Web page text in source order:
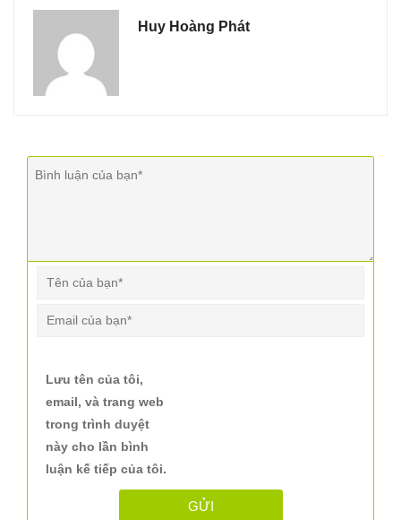
Huy Hoàng Phát
Lưu tên của tôi,
email, và trang web
trong trình duyệt
này cho lần bình
luận kế tiếp của tôi.